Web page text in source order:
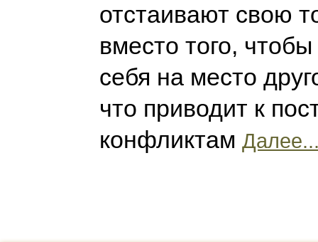
отстаивают свою
вместо того,
себя на место
что приводит к
конфликтам